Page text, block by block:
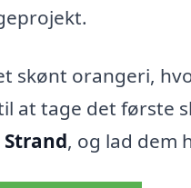
skønt orangeri,
at tage det første
, og lad dem